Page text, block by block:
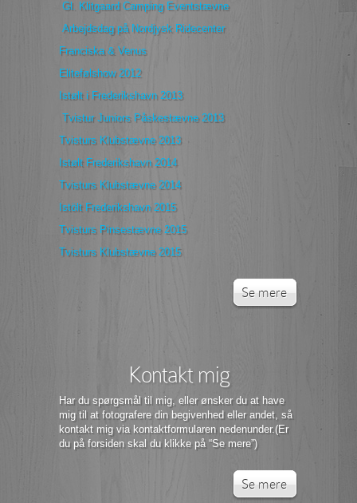
Gl. Klitgaard Camping Eventstævne
Arbejdsdag på Nordjysk Ridecenter
Franciska & Venus
Elitefølshow 2012
Istølt i Frederikshavn 2013
Tvistur Juniors Påskestævne 2013
Tvisturs Klubstævne 2013
Istølt Frederikshavn 2014
Tvisturs Klubstævne 2014
Istölt Frederikshavn 2015
Tvisturs Pinsestævne 2015
Tvisturs Klubstævne 2015
Se mere
Kontakt mig
Har du spørgsmål til mig, eller ønsker du at have
mig til at fotografere din begivenhed eller andet, så
kontakt mig via kontaktformularen nedenunder.(Er
du på forsiden skal du klikke på “Se mere”)
Se mere